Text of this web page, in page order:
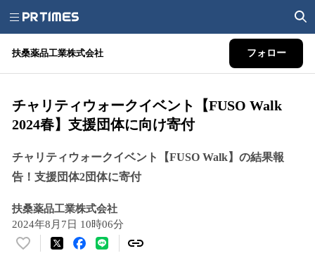
扶桑薬品工業株式会社 フォロー
チャリティウォークイベント【FUSO Walk
2024春】支援団体に向け寄付
チャリティウォークイベント【FUSO Walk】の結果報
告！支援団体2団体に寄付
扶桑薬品工業株式会社
2024年8月7日 10時06分
い